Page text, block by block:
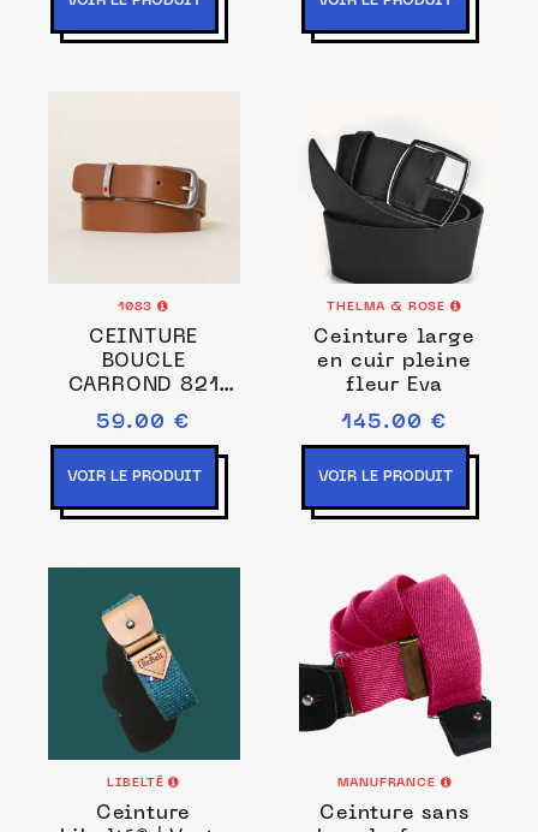
1083
CEINTURE
BOUCLE
CARROND 821
cuir camel
Unisexe
59.00 €
VOIR LE PRODUIT
THELMA & ROSE
Ceinture large
en cuir pleine
fleur Eva
145.00 €
VOIR LE PRODUIT
LIBELTÉ
Ceinture
MANUFRANCE
Ceinture sans